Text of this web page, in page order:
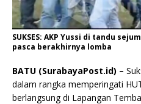
SUKSES: AKP Yussi di tandu
pasca berakhirnya lomba
BATU (SurabayaPost.id) –
dalam rangka memperingati
berlangsung di Lapangan